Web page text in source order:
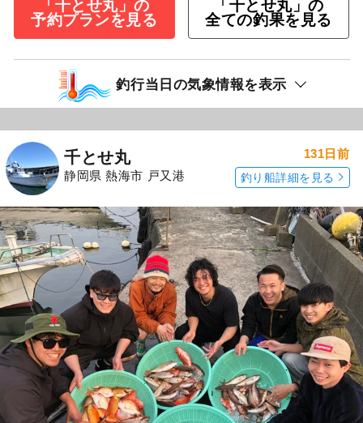
「千とせ丸」の
予約プランを見る
「千とせ丸」の
全ての釣果を見る
釣行当日の気象情報を表示
千とせ丸
静岡県 熱海市 戸又港
131日前
釣り船詳細を見る